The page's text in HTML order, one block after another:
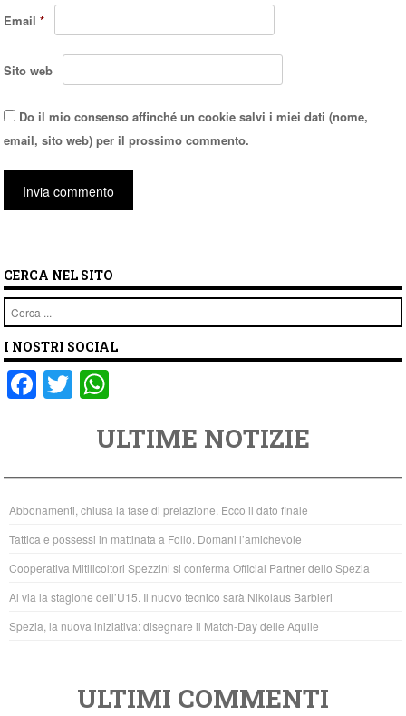
Email*
Sito web
Do il mio consenso affinché un cookie salvi i miei dati (nome,
email, sito web) per il prossimo commento.
CERCA NEL SITO
Cerca
I NOSTRI SOCIAL
F
a
e
b
o
o
k
T
wi
er
at
s
A
p
p
ULTIME NOTIZIE
Abbonamenti, chiusa la fase di prelazione. Ecco il dato finale
Tattica e possessi in mattinata a Follo. Domani l’amichevole
Cooperativa Mitilicoltori Spezzini si conferma Official Partner dello Spezia
Al via la stagione dell’U15. Il nuovo tecnico sarà Nikolaus Barbieri
Spezia, la nuova iniziativa: disegnare il Match-Day delle Aquile
ULTIMI COMMENTI